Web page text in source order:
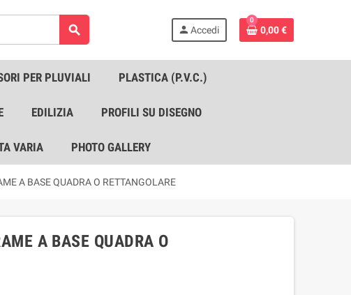
search person Accedi
0
0,00 €
PER PLUVIALI PLASTICA (P.V.C.)
EDILIZIA PROFILI SU DISEGNO
VARIA PHOTO GALLERY
A BASE QUADRA O RETTANGOLARE
A BASE QUADRA O